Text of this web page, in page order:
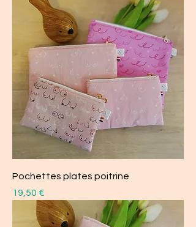
Pochettes plates poitrine
Prix
19,50 €